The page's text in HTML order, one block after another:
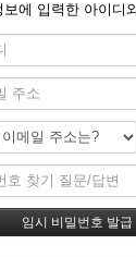
가다 2026-06-25
보에 입력한 아이디